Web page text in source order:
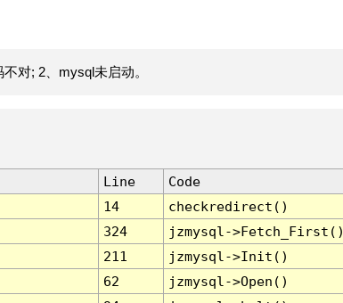
对; 2、mysql未启动。
Line
Code
14
checkredirect()
324
jzmysql-
211
jzmysql->Init()
62
jzmysql->Open()